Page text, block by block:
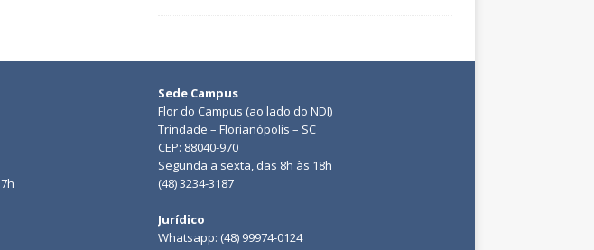
Sede Campus
Flor do Campus (ao lado do NDI)
Trindade – Florianópolis – SC
CEP: 88040-970
Segunda a sexta, das 8h às 18h
(48) 3234-3187
Jurídico
Whatsapp: (48) 99974-0124